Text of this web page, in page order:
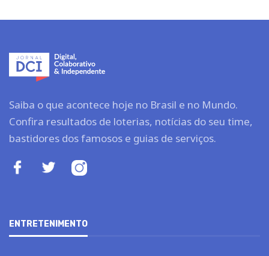
Saiba o que acontece hoje no Brasil e no Mundo.
Confira resultados de loterias, notícias do seu time,
bastidores dos famosos e guias de serviços.
ENTRETENIMENTO